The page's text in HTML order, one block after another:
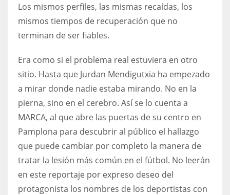
Los mismos perfiles, las mismas recaídas, los
mismos tiempos de recuperación que no
terminan de ser fiables.
Era como si el problema real estuviera en otro
sitio. Hasta que Jurdan Mendigutxia ha empezado
a mirar donde nadie estaba mirando. No en la
pierna, sino en el cerebro. Así se lo cuenta a
MARCA, al que abre las puertas de su centro en
Pamplona para descubrir al público el hallazgo
que puede cambiar por completo la manera de
tratar la lesión más común en el fútbol. No leerán
en este reportaje por expreso deseo del
protagonista los nombres de los deportistas con